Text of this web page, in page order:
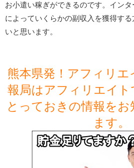
お小遣い稼ぎができるのです。イン
によっていくらかの副収入を獲得す
いと思います。
熊本県発！アフィリ
報局はアフィリエイト
とっておきの情報をお
ます。